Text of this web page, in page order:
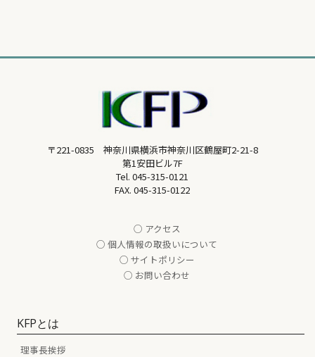
〒221-0835 神奈川県横浜市神奈川区鶴屋町2-21-8
第1安田ビル7F
Tel. 045-315-0121
FAX. 045-315-0122
○ アクセス
○ 個人情報の取扱いについて
○ サイトポリシー
○ お問い合わせ
KFPとは
理事長挨拶